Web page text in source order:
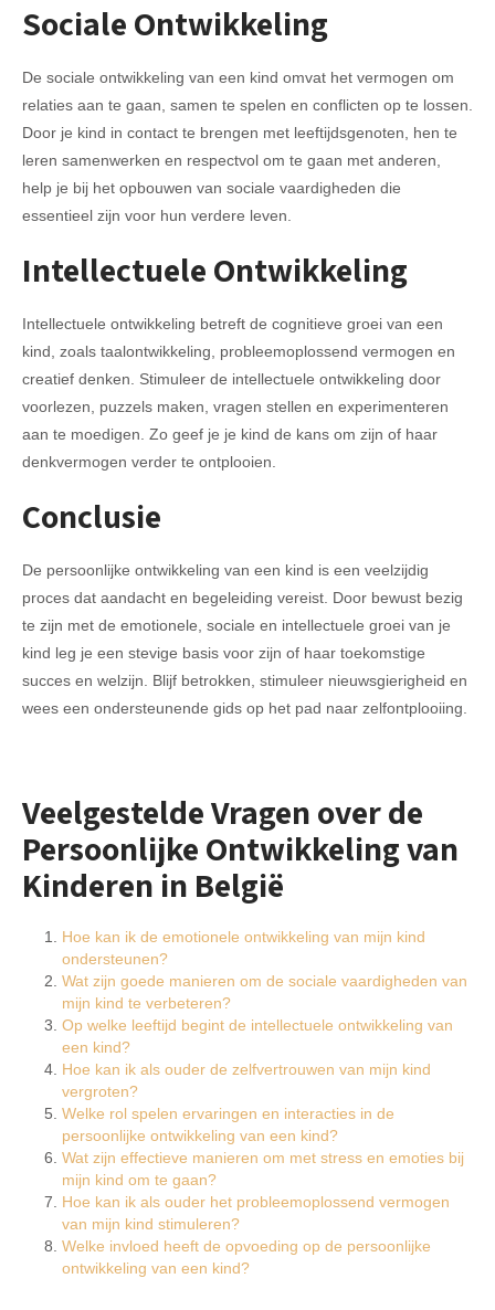
Sociale Ontwikkeling
De sociale ontwikkeling van een kind omvat het vermogen om
relaties aan te gaan, samen te spelen en conflicten op te lossen.
Door je kind in contact te brengen met leeftijdsgenoten, hen te
leren samenwerken en respectvol om te gaan met anderen,
help je bij het opbouwen van sociale vaardigheden die
essentieel zijn voor hun verdere leven.
Intellectuele Ontwikkeling
Intellectuele ontwikkeling betreft de cognitieve groei van een
kind, zoals taalontwikkeling, probleemoplossend vermogen en
creatief denken. Stimuleer de intellectuele ontwikkeling door
voorlezen, puzzels maken, vragen stellen en experimenteren
aan te moedigen. Zo geef je je kind de kans om zijn of haar
denkvermogen verder te ontplooien.
Conclusie
De persoonlijke ontwikkeling van een kind is een veelzijdig
proces dat aandacht en begeleiding vereist. Door bewust bezig
te zijn met de emotionele, sociale en intellectuele groei van je
kind leg je een stevige basis voor zijn of haar toekomstige
succes en welzijn. Blijf betrokken, stimuleer nieuwsgierigheid en
wees een ondersteunende gids op het pad naar zelfontplooiing.
Veelgestelde Vragen over de
Persoonlijke Ontwikkeling van
Kinderen in België
Hoe kan ik de emotionele ontwikkeling van mijn kind
ondersteunen?
Wat zijn goede manieren om de sociale vaardigheden van
mijn kind te verbeteren?
Op welke leeftijd begint de intellectuele ontwikkeling van
een kind?
Hoe kan ik als ouder de zelfvertrouwen van mijn kind
vergroten?
Welke rol spelen ervaringen en interacties in de
persoonlijke ontwikkeling van een kind?
Wat zijn effectieve manieren om met stress en emoties bij
mijn kind om te gaan?
Hoe kan ik als ouder het probleemoplossend vermogen
van mijn kind stimuleren?
Welke invloed heeft de opvoeding op de persoonlijke
ontwikkeling van een kind?